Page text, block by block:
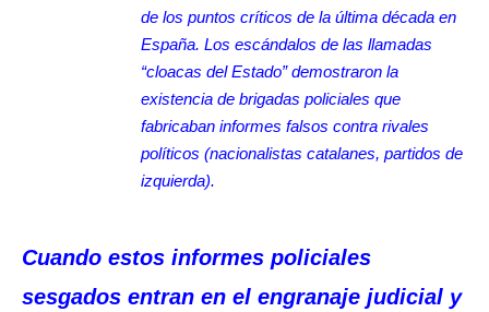
de los puntos críticos de la última década en
España. Los escándalos de las llamadas
“cloacas del Estado” demostraron la
existencia de brigadas policiales que
fabricaban informes falsos contra rivales
políticos (nacionalistas catalanes, partidos de
izquierda).
Cuando estos informes policiales
sesgados entran en el engranaje judicial y